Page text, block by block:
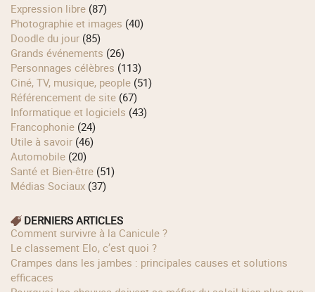
Expression libre (87)
Photographie et images (40)
Doodle du jour (85)
Grands événements (26)
Personnages célèbres (113)
Ciné, TV, musique, people (51)
Référencement de site (67)
Informatique et logiciels (43)
Francophonie (24)
Utile à savoir (46)
Automobile (20)
Santé et Bien-être (51)
Médias Sociaux (37)
DERNIERS ARTICLES
Comment survivre à la Canicule ?
Le classement Elo, c’est quoi ?
Crampes dans les jambes : principales causes et solutions
efficaces